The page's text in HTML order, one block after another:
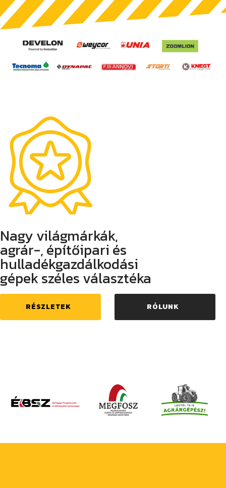
Nagy világmárkák,
agrár-, építőipari és
hulladékgazdálkodási
gépek széles választéka
RÉSZLETEK RÓLUNK